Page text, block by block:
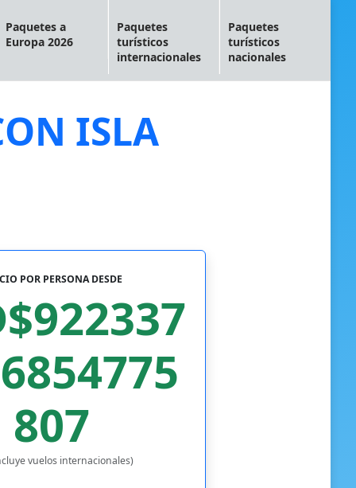
Paquetes a
Europa 2026
Paquetes
turísticos
internacionales
Paquetes
turísticos
nacionales
ISLA
POR PERSONA DESDE
807
vuelos internacionales)